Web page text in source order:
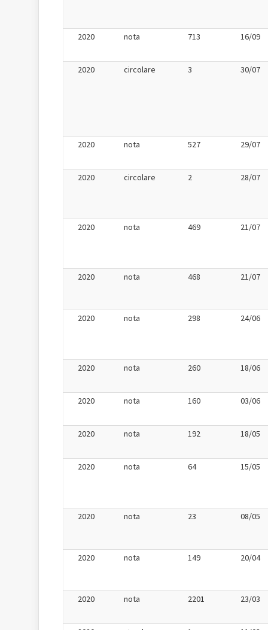
2020 nota 713 16/09
2020 circolare 3 30/07
2020 nota 527 29/07
2020 circolare 2 28/07
2020 nota 469 21/07
2020 nota 468 21/07
2020 nota 298 24/06
2020 nota 260 18/06
2020 nota 160 03/06
2020 nota 192 18/05
2020 nota 64 15/05
2020 nota 23 08/05
2020 nota 149 20/04
2020 nota 2201 23/03